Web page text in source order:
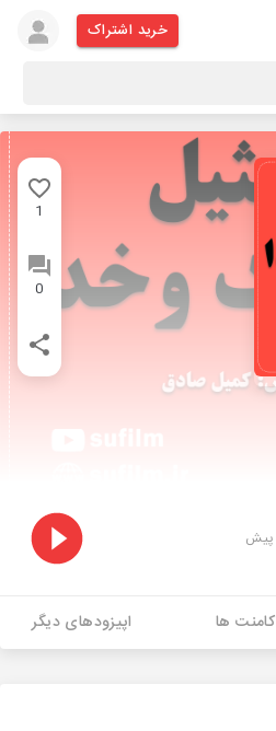
خرید اشتراک
1
0
کامنت ها اپیزودهای دیگر